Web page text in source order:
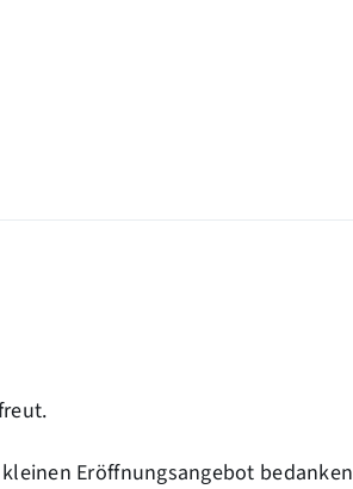
Eröffnungsangebot bedanken